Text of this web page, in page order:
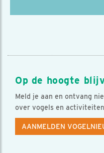
Op de hoogte
Meld je aan en ontvang
over vogels en
AANMELDEN